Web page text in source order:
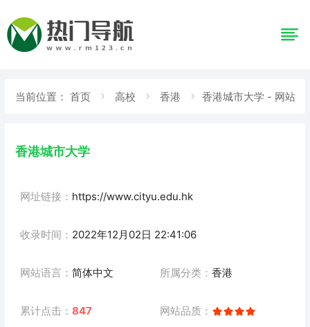
当前位置： 首页 高校 香港 香港城市大学 - 网站
香港城市大学
网址链接： https://www.cityu.edu.hk
收录时间： 2022年12月02日 22:41:06
网站语言： 简体中文 所属分类： 香港
累计点击： 847 网站品质：